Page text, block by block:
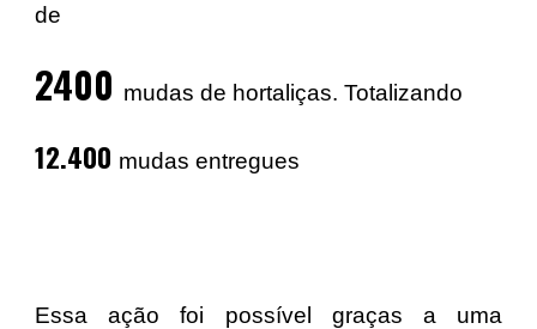
de
2400 mudas de hortaliças. Totalizando
12.400 mudas entregues
Essa ação foi possível graças a uma